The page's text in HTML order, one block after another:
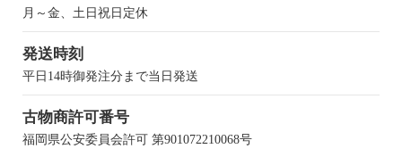
月～金、土日祝日定休
発送時刻
平日14時御発注分まで当日発送
古物商許可番号
福岡県公安委員会許可 第901072210068号